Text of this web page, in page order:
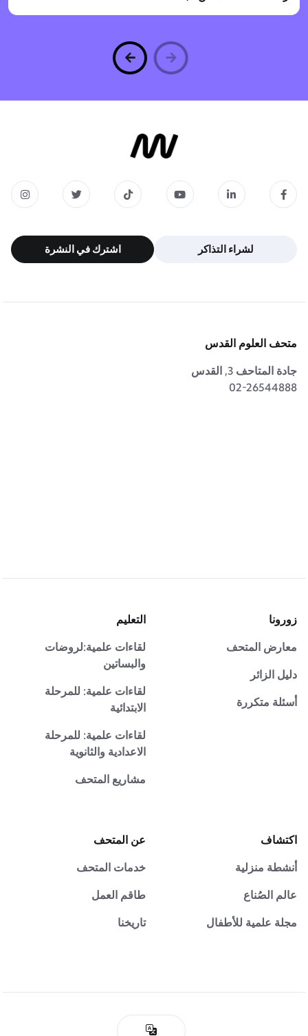
لشراء التذاكر اشترك في النشرة
متحف العلوم القدس
جادة المتاحف 3, القدس
02-26544888
زورونا
معارض المتحف
دليل الزائر
أسئلة متكررة
التعليم
لقاءات علمية:لروضات
والبساتين
لقاءات علمية: للمرحلة
الابتدائية
لقاءات علمية: للمرحلة
الاعدادية والثانوية
مشاريع المتحف
اكتشاف
أنشطة منزلية
عالم الصُناع
مجلة علمية للأطفال
عن المتحف
خدمات المتحف
طاقم العمل
تاريخنا